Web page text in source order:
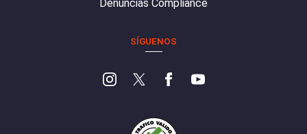
Denuncias Compliance
SÍGUENOS